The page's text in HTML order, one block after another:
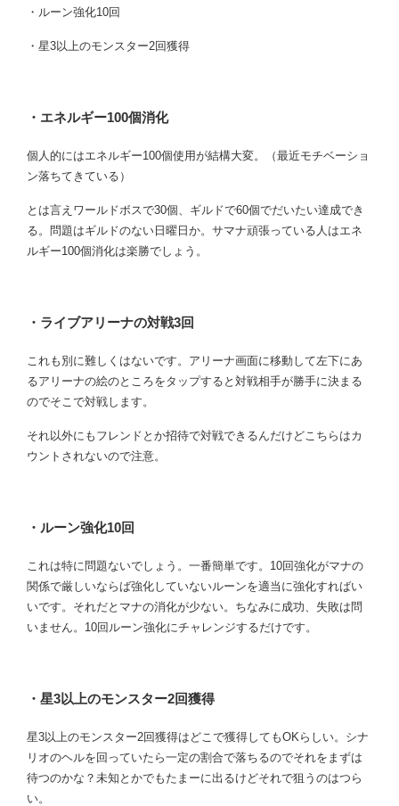
・ルーン強化10回
・星3以上のモンスター2回獲得
・エネルギー100個消化
個人的にはエネルギー100個使用が結構大変。（最近モチベーショ
ン落ちてきている）
とは言えワールドボスで30個、ギルドで60個でだいたい達成でき
る。問題はギルドのない日曜日か。サマナ頑張っている人はエネ
ルギー100個消化は楽勝でしょう。
・ライブアリーナの対戦3回
これも別に難しくはないです。アリーナ画面に移動して左下にあ
るアリーナの絵のところをタップすると対戦相手が勝手に決まる
のでそこで対戦します。
それ以外にもフレンドとか招待で対戦できるんだけどこちらはカ
ウントされないので注意。
・ルーン強化10回
これは特に問題ないでしょう。一番簡単です。10回強化がマナの
関係で厳しいならば強化していないルーンを適当に強化すればい
いです。それだとマナの消化が少ない。ちなみに成功、失敗は問
いません。10回ルーン強化にチャレンジするだけです。
・星3以上のモンスター2回獲得
星3以上のモンスター2回獲得はどこで獲得してもOKらしい。シナ
リオのヘルを回っていたら一定の割合で落ちるのでそれをまずは
待つのかな？未知とかでもたまーに出るけどそれで狙うのはつら
い。